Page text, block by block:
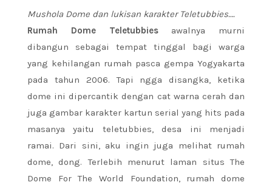
Mushola Dome dan lukisan karakter Teletubbies….
Rumah Dome Teletubbies awalnya murni
dibangun sebagai tempat tinggal bagi warga
yang kehilangan rumah pasca gempa Yogyakarta
pada tahun 2006. Tapi ngga disangka, ketika
dome ini dipercantik dengan cat warna cerah dan
juga gambar karakter kartun serial yang hits pada
masanya yaitu teletubbies, desa ini menjadi
ramai. Dari sini, aku ingin juga melihat rumah
dome, dong. Terlebih menurut laman situs The
Dome For The World Foundation, rumah dome